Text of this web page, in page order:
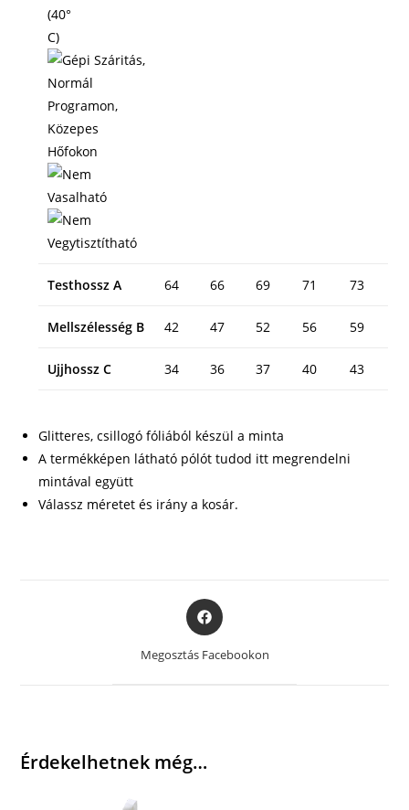
Testhossz A 64 66 69 71 73
Mellszélesség B 42 47 52 56 59
Ujjhossz C 34 36 37 40 43
Glitteres, csillogó fóliából készül a minta
A termékképen látható pólót tudod itt megrendelni
mintával együtt
Válassz méretet és irány a kosár.
Opens
in
new
Megosztás Facebookon
Érdekelhetnek még…